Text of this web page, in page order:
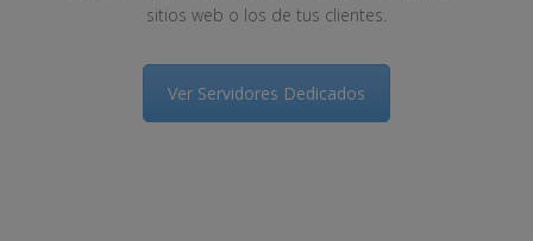
sitios web o los de tus clientes.
Ver Servidores Dedicados